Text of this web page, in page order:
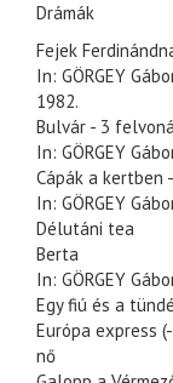
Drámák
Fejek
In: GÖRGEY
1982.
Bulvár - 3
In: GÖRGEY
Cápák a kertben
In: GÖRGEY
Délutáni tea
Berta
In: GÖRGEY
Egy fiú és a
Európa express
nő